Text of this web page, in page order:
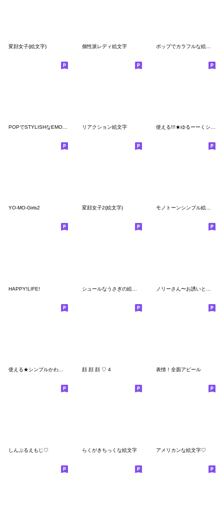
変顔女子(絵文字) 個性派レディ絵文字 ポップでカラフルな絵文字
リアクション絵文字
YO-MO-Girls2 変顔女子2(絵文字) モノトーンシンプル絵文字
HAPPY!LIFE!
顔 顔 顔 ♡ 4 表情！全面アピール
しんぷるえもじ♡ らくがきちっくな絵文字 アメリカンな絵文字♡